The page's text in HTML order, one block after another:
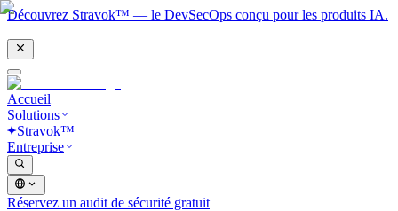
Découvrez Stravok™ — le DevSecOps conçu pour les produits IA.
Accueil
Solutions
Stravok™
Entreprise
Réservez un audit de sécurité gratuit